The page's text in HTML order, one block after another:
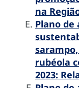
na
Plano de
rubéola
2023: